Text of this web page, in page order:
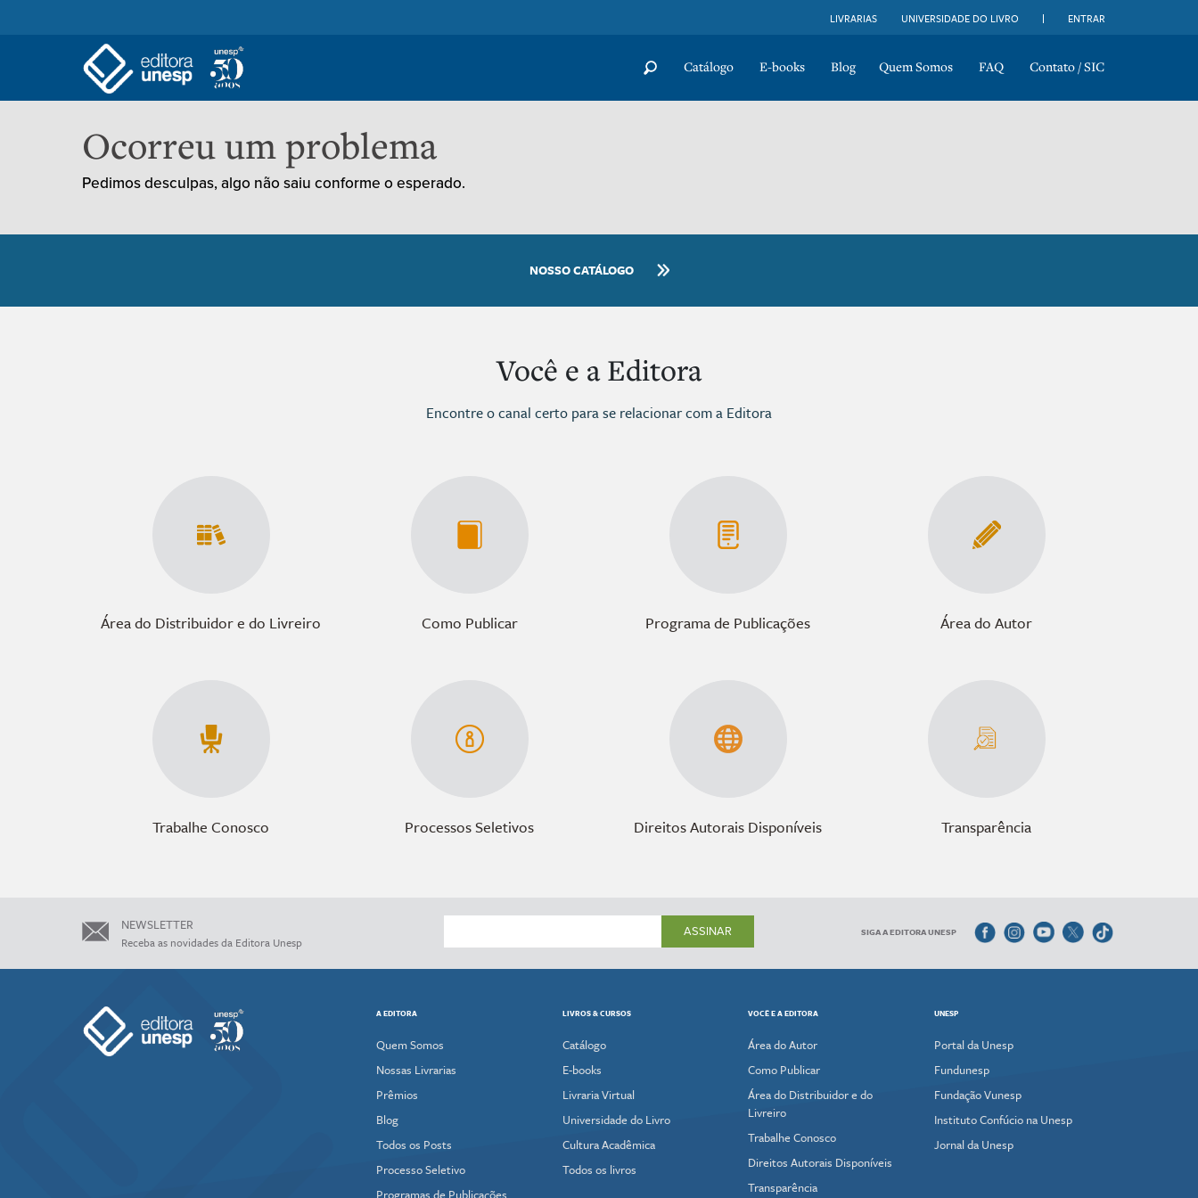
LIVRARIAS UNIVERSIDADE DO LIVRO ENTRAR
Catálogo E-books Blog Quem Somos FAQ Contato / SIC
Ocorreu um problema
Pedimos desculpas, algo não saiu conforme o esperado.
NOSSO CATÁLOGO
Você e a Editora
Encontre o canal certo para se relacionar com a Editora
Área do Distribuidor e do Livreiro Como Publicar Programa de Publicações Área do Autor
Trabalhe Conosco Processos Seletivos Direitos Autorais Disponíveis Transparência
NEWSLETTER
Receba as novidades da Editora Unesp
ASSINAR SIGA A EDITORA UNESP
A EDITORA
Quem Somos
Nossas Livrarias
Prêmios
Blog
Todos os Posts
Processo Seletivo
LIVROS & CURSOS
Catálogo
E-books
Livraria Virtual
Universidade do Livro
Cultura Acadêmica
Todos os livros
VOCÊ E A EDITORA
Área do Autor
Como Publicar
Área do Distribuidor e do
Livreiro
Trabalhe Conosco
Direitos Autorais Disponíveis
Transparência
UNESP
Portal da Unesp
Fundunesp
Fundação Vunesp
Instituto Confúcio na Unesp
Jornal da Unesp